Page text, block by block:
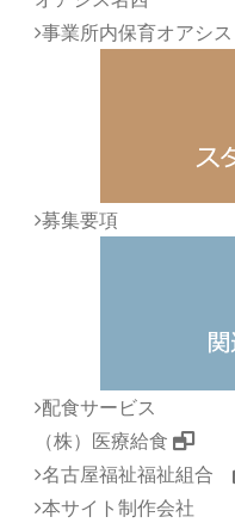
事業所内保育オアシス
募集要項
配食サービス
（株）医療給食
名古屋福祉福祉組合
本サイト制作会社